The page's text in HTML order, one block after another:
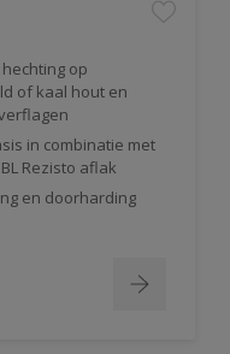
op
of kaal hout en
in combinatie met
Rezisto aflak
en doorharding